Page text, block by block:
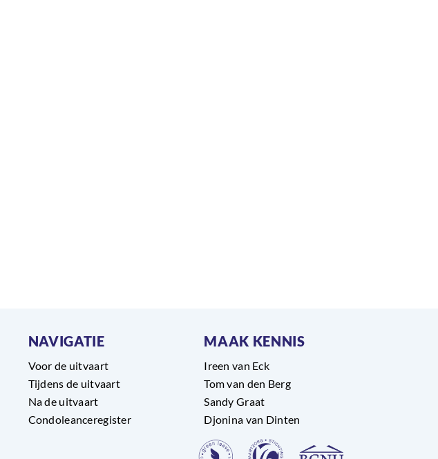
NAVIGATIE
Voor de uitvaart
Tijdens de uitvaart
Na de uitvaart
Condoleanceregister
MAAK KENNIS
Ireen van Eck
Tom van den Berg
Sandy Graat
Djonina van Dinten